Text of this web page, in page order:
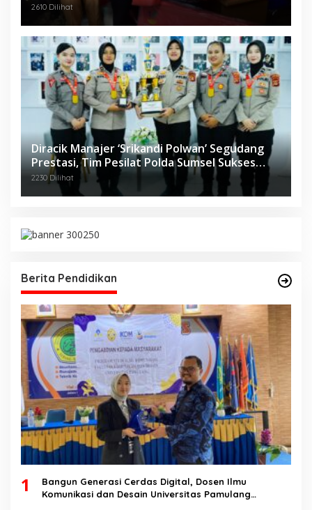
2610 Dilihat
Diracik Manajer ‘Srikandi Polwan’ Segudang
Prestasi, Tim Pesilat Polda Sumsel Sukses
Diajang Kejurnas Menpora Cup II 2024
2230 Dilihat
Berita Pendidikan
1
Bangun Generasi Cerdas Digital, Dosen Ilmu
Komunikasi dan Desain Universitas Pamulang